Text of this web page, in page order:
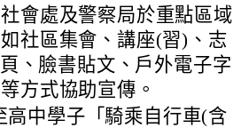
會處及警察局於重點區域
社區集會、講座(習)、志
、臉書貼文、戶外電子字
方式協助宣傳。
中學子「騎乘自行車(含